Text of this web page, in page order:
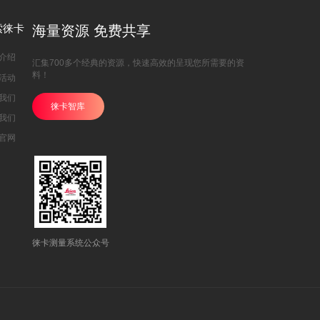
徕卡
绍
动
们
们
网
海量资源 免费共享
汇集700多个经典的资源，快速高效的呈现您所需要的资
料！
徕卡智库
徕卡测量系统公众号